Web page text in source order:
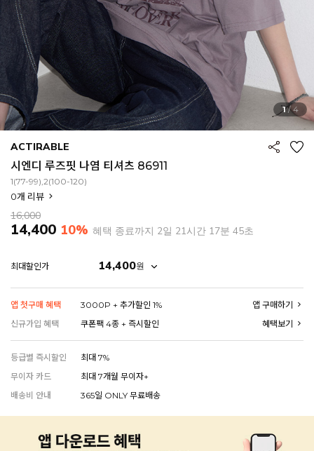
EVERY, SAY
1/4
ACTIRABLE
시엔디 루즈핏 나염 티셔츠 86911
1(77-99),2(100-120)
0개 리뷰
16,000
14,400 10% 혜택 종료까지 2일 21시간 17분 44초
최대할인가 14,400원
앱 첫구매 혜택 3000P + 추가할인 1%
앱 구매하기
신규가입 혜택
쿠폰팩 4종 + 즉시할인 혜택보기
등급별 즉시할인
최대 7%
무이자 카드
최대 7개월 무이자+
배송비 안내
365일 ONLY 무료배송